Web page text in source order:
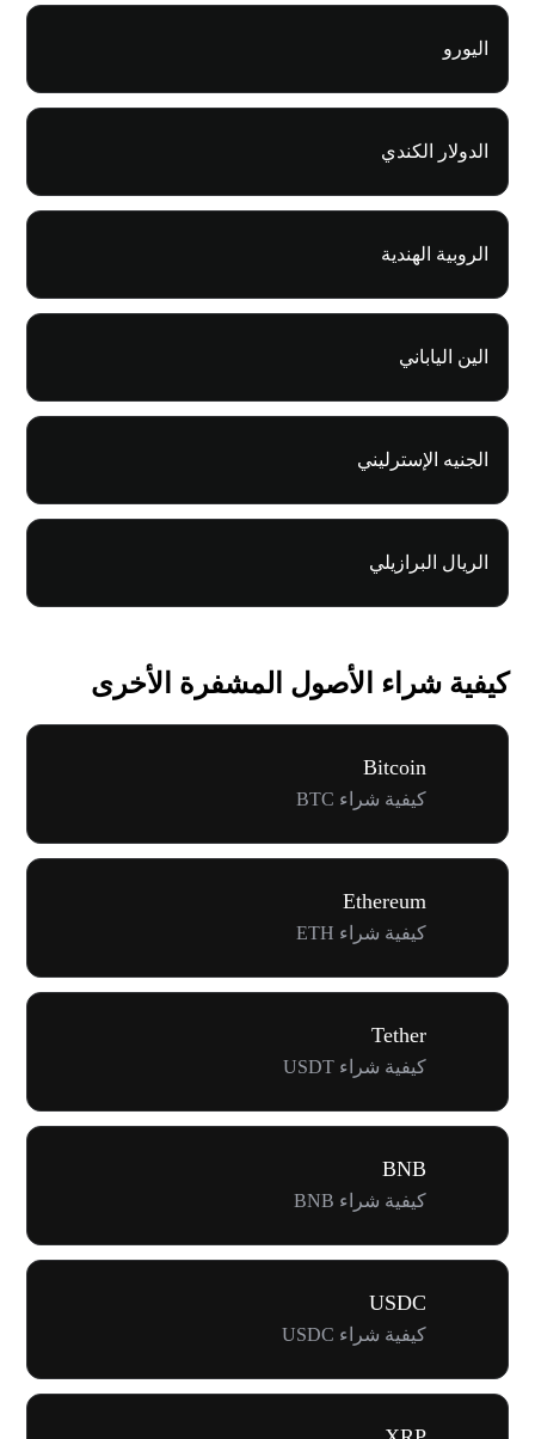
اليورو
الدولار الكندي
الروبية الهندية
الين الياباني
الجنيه الإسترليني
الريال البرازيلي
كيفية شراء الأصول المشفرة الأخرى
Bitcoin
كيفية شراء BTC
Ethereum
كيفية شراء ETH
Tether
كيفية شراء USDT
BNB
كيفية شراء BNB
USDC
كيفية شراء USDC